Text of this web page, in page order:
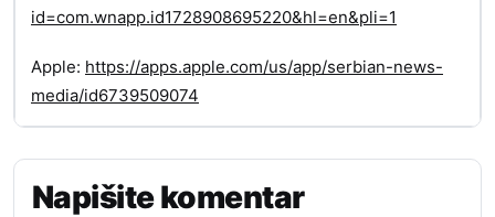
id=com.wnapp.id1728908695220&hl=en&pli=1
Apple: https://apps.apple.com/us/app/serbian-news-
media/id6739509074
Napišite komentar